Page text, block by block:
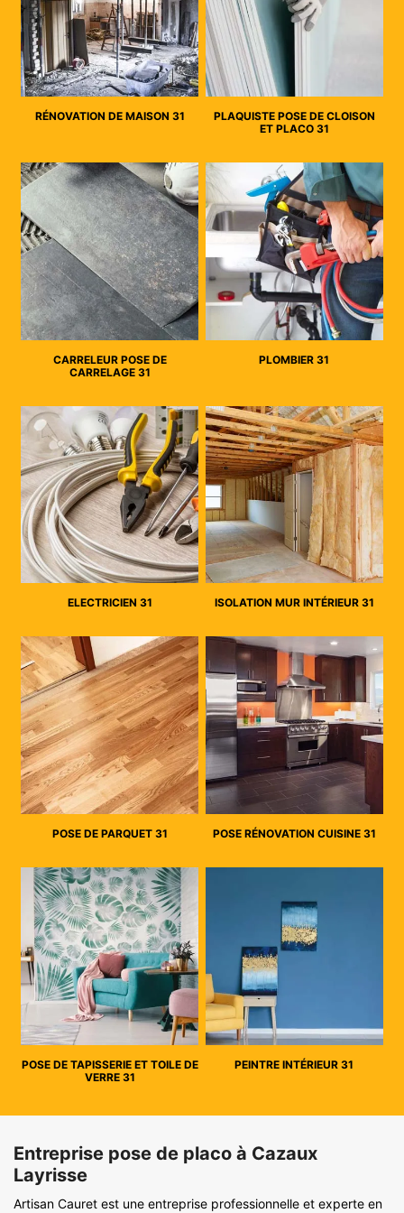
RÉNOVATION DE MAISON 31
PLAQUISTE POSE DE CLOISON
ET PLACO 31
CARRELEUR POSE DE
CARRELAGE 31
PLOMBIER 31
ELECTRICIEN 31 ISOLATION MUR INTÉRIEUR 31
POSE DE PARQUET 31 POSE RÉNOVATION CUISINE 31
POSE DE TAPISSERIE ET TOILE DE
VERRE 31
PEINTRE INTÉRIEUR 31
Entreprise pose de placo à Cazaux
Layrisse
Artisan Cauret est une entreprise professionnelle et experte en